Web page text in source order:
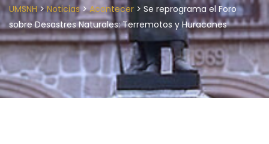
UMSNH>Noticias>Acontecer > Se reprograma el Foro
sobre Desastres Naturales: Terremotos y Huracanes